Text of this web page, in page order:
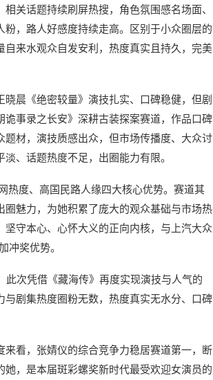
关话题持续刷屏热搜，角色氛围感名场面、
，路人好感度持续走高。区别于小众圈层的
来水观众自发安利，热度真实且持久，完美
晨《绝密较量》演技扎实、口碑稳健，但剧
事录之长安》深耕古装探案赛道，作品口碑
材，演技质感出众，但市场传播度、大众讨
、话题热度不足，出圈能力有限。
热度、高国民路人缘四大核心优势。赛道其
魅力，为她积累了庞大的观众基础与市场热
守本心、心怀大义的正向内核，与上汽大众
冲奖优势。
次凭借《藏海传》再度实现演技与人气的
剧集热度圈粉无数，热度真实无水分、口碑
看，张婧仪的综合竞争力稳居赛道第一，断
，是本届斑彩螺奖新时代最受欢迎女演员的